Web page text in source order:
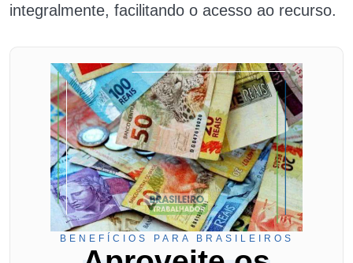
integralmente, facilitando o acesso ao recurso.
BENEFÍCIOS PARA BRASILEIROS